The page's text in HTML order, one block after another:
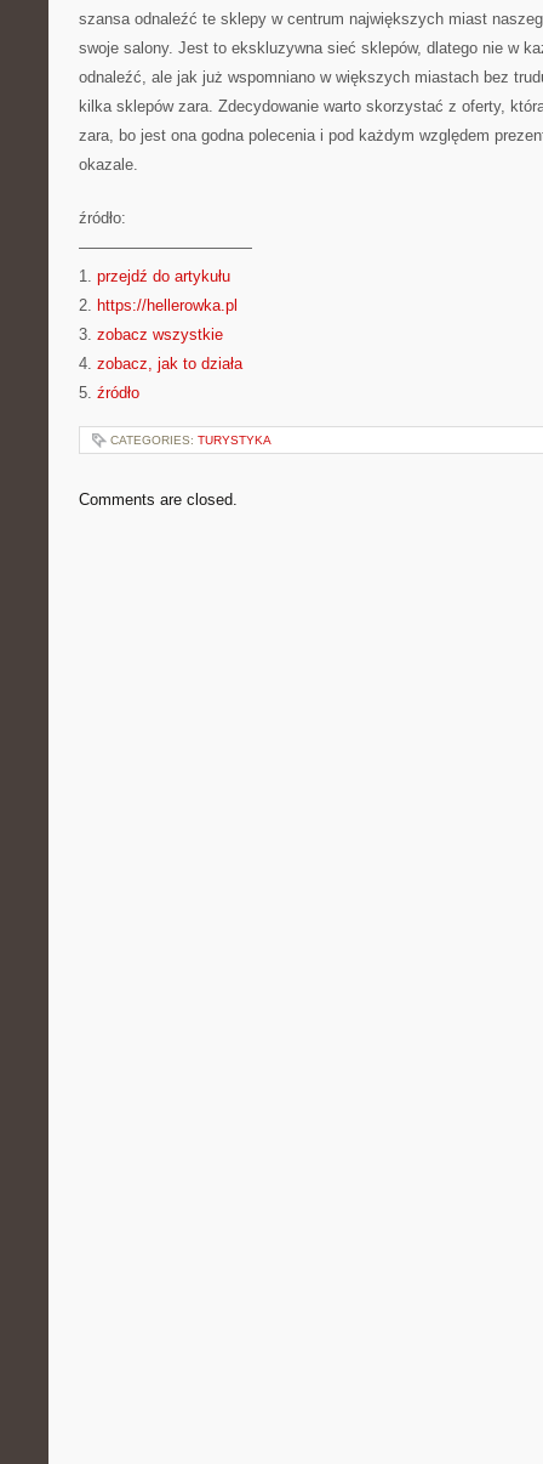
szansa odnaleźć te sklepy w centrum największych miast
swoje salony. Jest to ekskluzywna sieć sklepów, dlatego nie w
odnaleźć, ale jak już wspomniano w większych miastach bez
kilka sklepów zara. Zdecydowanie warto skorzystać z oferty,
zara, bo jest ona godna polecenia i pod każdym względem
okazale.
źródło:
———————————
1. przejdź do artykułu
2. https://hellerowka.pl
3. zobacz wszystkie
4. zobacz, jak to działa
5. źródło
CATEGORIES: TURYSTYKA
Comments are closed.